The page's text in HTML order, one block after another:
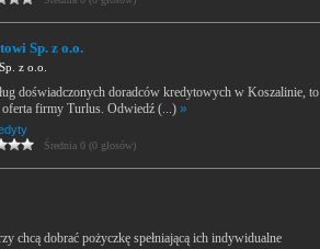
Sp. z o.o.
z o.o.
doświadczonych doradców kredytowych w Koszalinie, to
oferta firmy Turlus. Odwiedź (...) »
Średnia 0 (0 głosów)
chcą dobrać pożyczkę spełniającą ich indywidualne